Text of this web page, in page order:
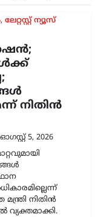
ഓഗസ്റ്റ്‌ 5, 2026
ദളിതർ,
ബിജെപി
പാർട്ടി
യാദവ്
ശക്തി
അതിനെ